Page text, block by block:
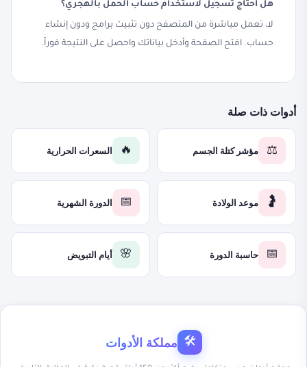
هل أحتاج تسجيل لاستخدام حساب الحمل بالهجري؟
لا، تعمل مباشرة من المتصفح دون تثبيت برامج ودون إنشاء
حساب. افتح الصفحة وأدخل بياناتك واحصل على النتيجة فوراً.
أدوات ذات صلة
⚖️ مؤشر كتلة الجسم 🔥 السعرات الحرارية
🤰 موعد الولادة 📅 الدورة الشهرية
📅 حاسبة الدورة 🌸 أيام التبويض
🛠 مملكة الأدوات